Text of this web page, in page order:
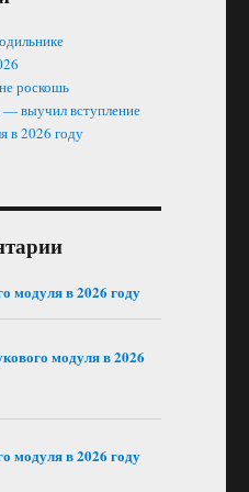
роскошь
выучил вступление
в 2026 году
модуля в 2026 году
модуля в 2026
модуля в 2026 году